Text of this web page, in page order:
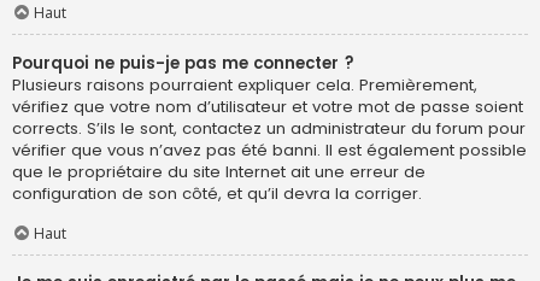
Haut
Pourquoi ne puis-je pas me connecter ?
Plusieurs raisons pourraient expliquer cela. Premièrement,
vérifiez que votre nom d’utilisateur et votre mot de passe soient
corrects. S’ils le sont, contactez un administrateur du forum pour
vérifier que vous n’avez pas été banni. Il est également possible
que le propriétaire du site Internet ait une erreur de
configuration de son côté, et qu’il devra la corriger.
Haut